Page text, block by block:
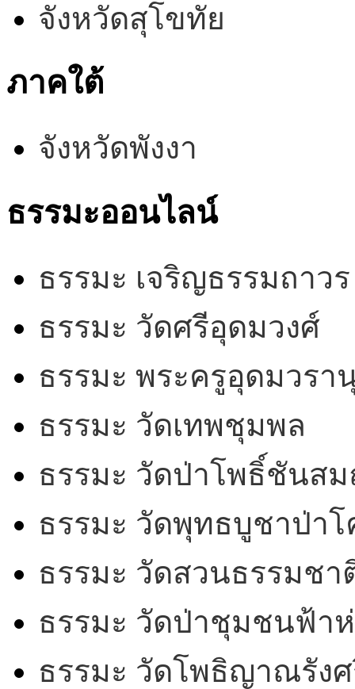
จังหวัดสุโขทัย
ภาคใต้
จังหวัดพังงา
ธรรมะออนไลน์
ธรรมะ เจริญธรรมถาวร
ธรรมะ วัดศรีอุดมวงศ์
ธรรมะ พระครูอุดมวรา
ธรรมะ วัดเทพชุมพล
ธรรมะ วัดป่าโพธิ์ชันส
ธรรมะ วัดพุทธบูชาป่า
ธรรมะ วัดสวนธรรมช
ธรรมะ วัดป่าชุมชนฟ้า
ธรรมะ วัดโพธิญาณรัง